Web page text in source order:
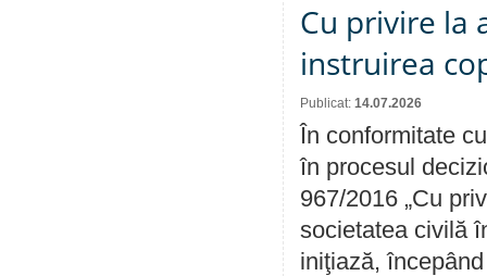
Cu privire la
instruirea
Publicat: 14.07.2026
În conformitate
în procesul
967/2016 „Cu
societatea civilă
iniţiază,